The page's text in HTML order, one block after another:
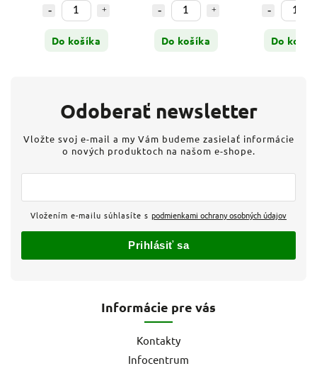
Do košíka Do košíka Do
Informácie pre vás
Kontakty
Infocentrum
Odoberať newsletter
Vložte svoj e-mail a my Vám budeme zasielať informácie
o nových produktoch na našom e-shope.
Vložením e-mailu súhlasíte s podmienkami ochrany osobných údajov
Prihlásiť sa